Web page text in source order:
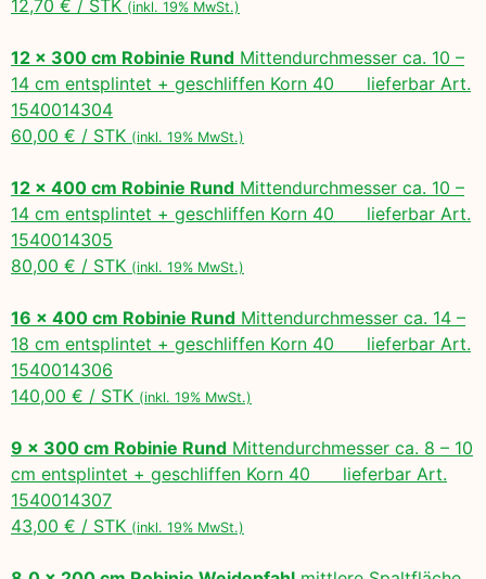
12,70 € / STK (inkl. 19% MwSt.)
12 x 300 cm Robinie Rund Mittendurchmesser ca. 10 –
14 cm entsplintet + geschliffen Korn 40 lieferbar Art.
1540014304
60,00 € / STK (inkl. 19% MwSt.)
12 x 400 cm Robinie Rund Mittendurchmesser ca. 10 –
14 cm entsplintet + geschliffen Korn 40 lieferbar Art.
1540014305
80,00 € / STK (inkl. 19% MwSt.)
16 x 400 cm Robinie Rund Mittendurchmesser ca. 14 –
18 cm entsplintet + geschliffen Korn 40 lieferbar Art.
1540014306
140,00 € / STK (inkl. 19% MwSt.)
9 x 300 cm Robinie Rund Mittendurchmesser ca. 8 – 10
cm entsplintet + geschliffen Korn 40 lieferbar Art.
1540014307
43,00 € / STK (inkl. 19% MwSt.)